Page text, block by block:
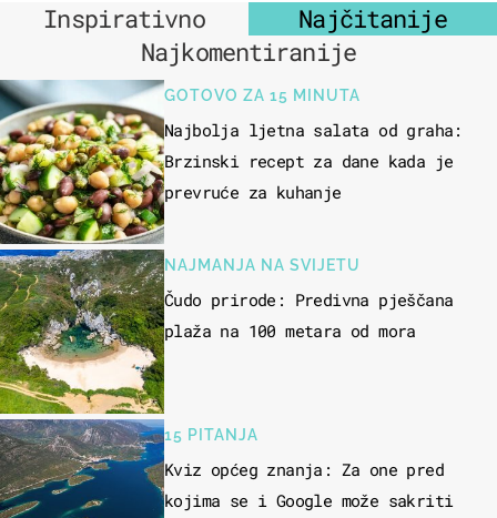
Inspirativno
Najčitanije
Najkomentiranije
GOTOVO ZA 15 MINUTA
Najbolja ljetna salata od graha:
Brzinski recept za dane kada je
prevruće za kuhanje
NAJMANJA NA SVIJETU
Čudo prirode: Predivna pješčana
plaža na 100 metara od mora
15 PITANJA
Kviz općeg znanja: Za one pred
kojima se i Google može sakriti